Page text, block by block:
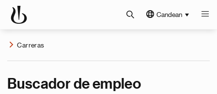
Candean
Carreras
Buscador de empleo